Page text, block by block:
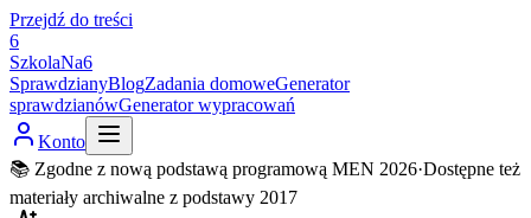
Przejdź do treści
6
SzkolaNa6
SprawdzianyBlogZadania domoweGenerator
sprawdzianówGenerator wypracowań
Konto
📚 Zgodne z nową podstawą programową MEN 2026·Dostępne też
materiały archiwalne z podstawy 2017